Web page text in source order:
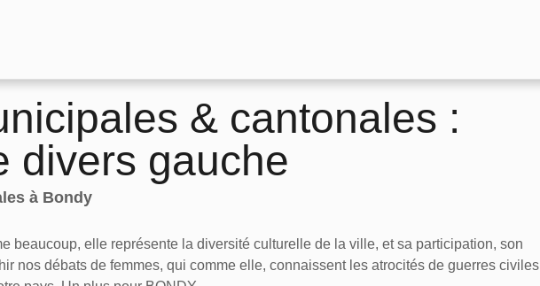
& cantonales :
divers gauche
à Bondy
beaucoup, elle représente la diversité culturelle de la ville, et sa participation, son
nos débats de femmes, qui comme elle, connaissent les atrocités de guerres civiles